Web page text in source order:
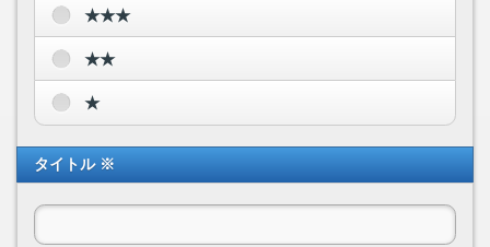
★★★
★★
★
タイトル ※